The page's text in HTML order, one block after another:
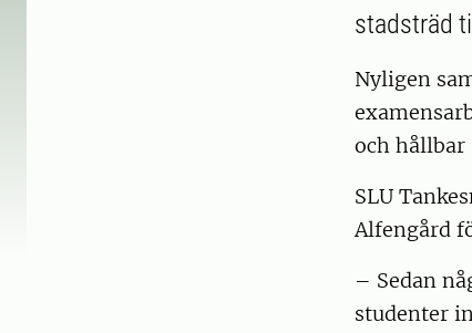
stadsträd
Nyligen
och hållbar
SLU
Alfengård
– Sedan
studenter